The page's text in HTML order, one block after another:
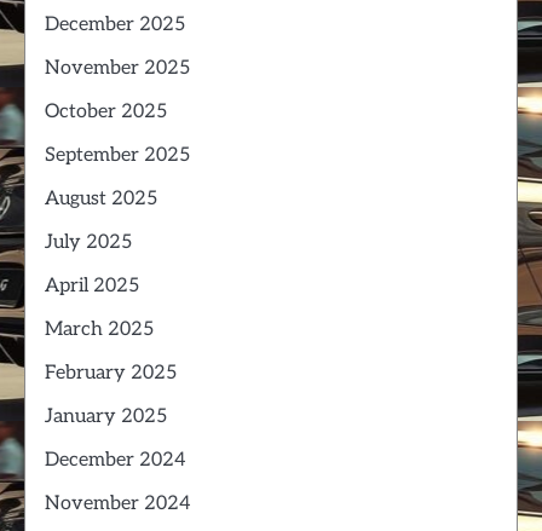
December 2025
November 2025
October 2025
September 2025
August 2025
July 2025
April 2025
March 2025
February 2025
January 2025
December 2024
November 2024